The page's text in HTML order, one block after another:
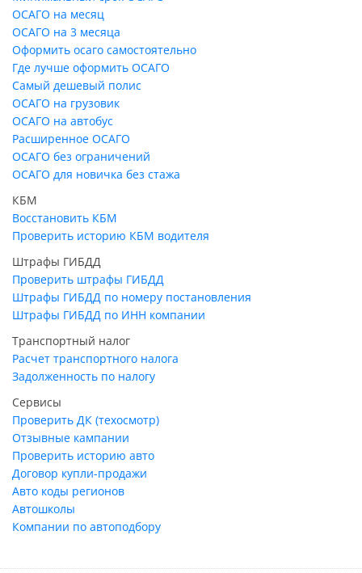
ОСАГО на месяц
ОСАГО на 3 месяца
Оформить осаго самостоятельно
Где лучше оформить ОСАГО
Самый дешевый полис
ОСАГО на грузовик
ОСАГО на автобус
Расширенное ОСАГО
ОСАГО без ограничений
ОСАГО для новичка без стажа
КБМ
Восстановить КБМ
Проверить историю КБМ водителя
Штрафы ГИБДД
Проверить штрафы ГИБДД
Штрафы ГИБДД по номеру постановления
Штрафы ГИБДД по ИНН компании
Транспортный налог
Расчет транспортного налога
Задолженность по налогу
Сервисы
Проверить ДК (техосмотр)
Отзывные кампании
Проверить историю авто
Договор купли-продажи
Авто коды регионов
Автошколы
Компании по автоподбору